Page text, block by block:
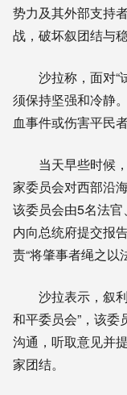
势力及其外部支持
战，破坏叙团结与稳
沙拉称，面对“
须保持坚强和冷静
血事件或伤害平民者
当天早些时候，
家委员会对西部沿
该委员会由5名法
内向总统府提交报
责“将肇事者绳之以
沙拉表示，叙利
和平委员会”，该
沟通，听取意见并
家团结。